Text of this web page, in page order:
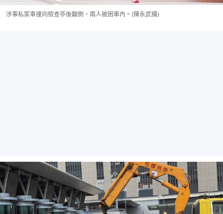
涉事私家車撞向檢查亭後翻側，兩人被困車內。(陳永武攝)